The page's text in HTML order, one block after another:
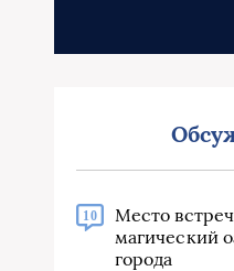
10
Место
магический
города